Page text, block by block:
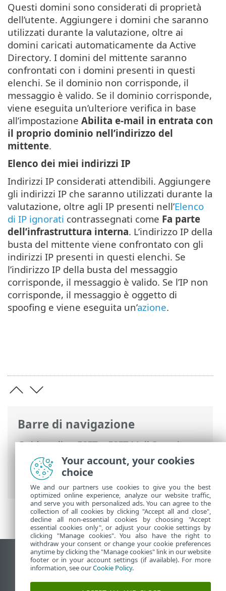
Barre di navigazione
Guida online ESET>ESET Mail Security>
Configurazione avanzata >Protezione
trasporto posta> Protezione spoofing
mittente
Questi domini sono considerati di proprietà
dell’utente. Aggiungere i domini che saranno
utilizzati durante la valutazione, oltre ai
domini caricati automaticamente da Active
Directory. I domini del mittente saranno
confrontati con i domini presenti in questi
elenchi. Se il dominio non corrisponde, il
messaggio è valido. Se il dominio corrisponde,
viene eseguita un’ulteriore verifica in base
all’impostazione Abilita e-mail in entrata con
il proprio dominio nell’indirizzo del
mittente.
Elenco dei miei indirizzi IP
Indirizzi IP considerati attendibili. Aggiungere
gli indirizzi IP che saranno utilizzati durante la
valutazione, oltre agli IP presenti nell’Elenco
di IP ignorati contrassegnati come Fa parte
dell’infrastruttura interna. L’indirizzo IP della
busta del mittente viene confrontato con gli
indirizzi IP presenti in questi elenchi. Se
l’indirizzo IP della busta del messaggio
corrisponde, il messaggio è valido. Se l’IP non
corrisponde, il messaggio è oggetto di
spoofing e viene eseguita un’azione.
Visualizza sito desktop
End of Life
ESET Knowledge Base
Your account, your cookies
choice
We and our partners use cookies to give you the best
optimized online experience, analyze our website traffic,
and serve you with personalized ads. You can agree to the
collection of all cookies by clicking "Accept all and close",
decline all non-essential cookies by choosing "Accept
essential cookies only", or adjust your cookie settings by
clicking "Manage cookies". You also have the right to
withdraw your consent or change your cookie preferences
anytime by clicking the "Manage cookies" link in our website
footer or in your account settings (if available). For more
information, see ourCookie Policy.